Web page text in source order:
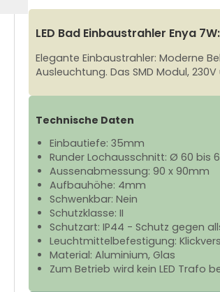
LED Bad Einbaustrahler Enya
Elegante Einbaustrahler: Moderne
Ausleuchtung. Das SMD Modul,
Technische Daten
Einbautiefe: 35mm
Runder Lochausschnitt: Ø 60 bis
Aussenabmessung: 90 x 90mm
Aufbauhöhe: 4mm
Schwenkbar: Nein
Schutzklasse: II
Schutzart: IP44 - Schutz gegen
Leuchtmittelbefestigung:
Material: Aluminium, Glas
Zum Betrieb wird kein LED Trafo